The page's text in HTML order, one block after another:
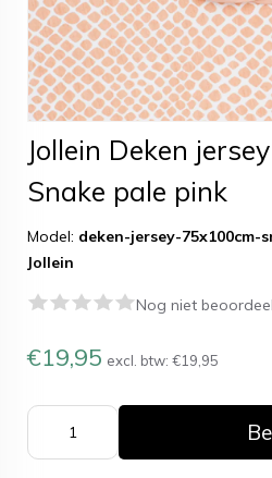
Jollein Deken
Snake pale pink
Model: deken-jersey-75x100cm-
Jollein
Nog niet
€19,95 excl. btw: €19,95